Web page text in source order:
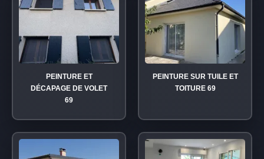
PEINTURE ET
DÉCAPAGE DE VOLET
69
PEINTURE SUR TUILE ET
TOITURE 69